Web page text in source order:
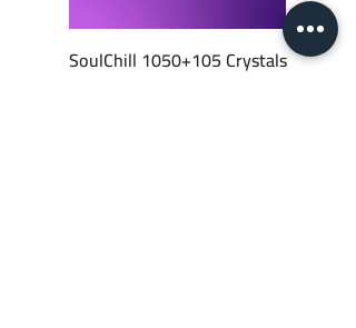
SoulChill 1050+105 Crystals